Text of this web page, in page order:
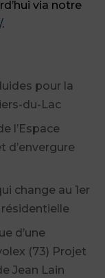
via notre
.
pour la
du-Lac
l’Espace
d’envergure
change au 1er
d’une
(73) Projet
Jean Lain